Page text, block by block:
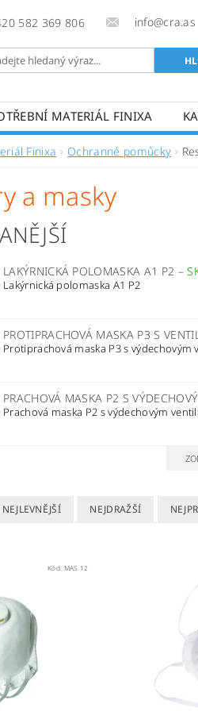
582 369 806 info@cra.as
MATERIÁL FINIXA
Finixa Ochranné pomůcky
a masky
LAKÝRNICKÁ POLOMASKA A1 P2 –
Lakýrnická polomaska A1 P2
PROTIPRACHOVÁ MASKA ​​P3 S
Protiprachová maska ​​P3 s výdechovým
PRACHOVÁ MASKA P2 S
Prachová maska P2 s výdechovým
NEJLEVNĚJŠÍ NEJDRAŽŠÍ
Kód: MAS 12